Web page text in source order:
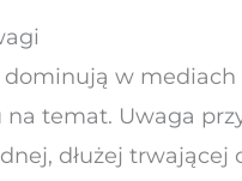
w
temat. Uwaga
dłużej trwającej